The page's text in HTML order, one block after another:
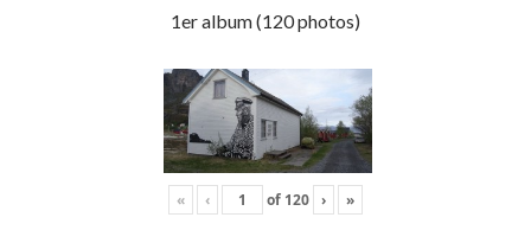
1er album (120 photos)
« ‹ of 120 › »